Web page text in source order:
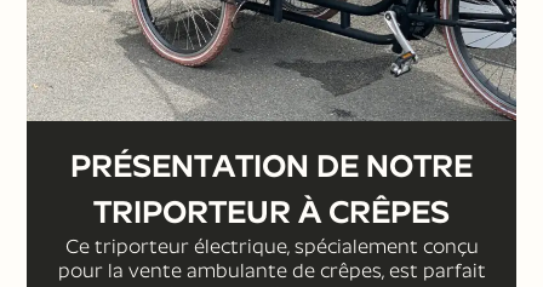
PRÉSENTATION DE NOTRE
TRIPORTEUR À CRÊPES
Ce triporteur électrique, spécialement conçu
pour la vente ambulante de crêpes, est parfait